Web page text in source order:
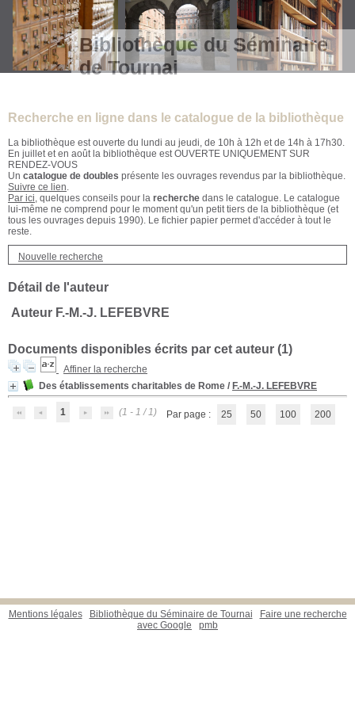
Bibliothèque du Séminaire
de Tournai
Recherche en ligne dans le catalogue de la bibliothèque
La bibliothèque est ouverte du lundi au jeudi, de 10h à 12h et de 14h à 17h30.
En juillet et en août la bibliothèque est OUVERTE UNIQUEMENT SUR
RENDEZ-VOUS
Un catalogue de doubles présente les ouvrages revendus par la bibliothèque.
Suivre ce lien.
Par ici, quelques conseils pour la recherche dans le catalogue. Le catalogue
lui-même ne comprend pour le moment qu'un petit tiers de la bibliothèque (et
tous les ouvrages depuis 1990). Le fichier papier permet d'accéder à tout le
reste.
Nouvelle recherche
Détail de l'auteur
Auteur F.-M.-J. LEFEBVRE
Documents disponibles écrits par cet auteur (1)
Affiner la recherche
Des établissements charitables de Rome / F.-M.-J. LEFEBVRE
1 (1 - 1 / 1) Par page : 25 50 100 200
Mentions légales Bibliothèque du Séminaire de Tournai
Faire une recherche
avec Google
pmb